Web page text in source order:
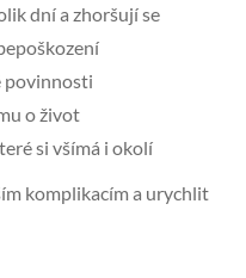
dní a zhoršují se
povinnosti
o život
si všímá i okolí
komplikacím a urychlit